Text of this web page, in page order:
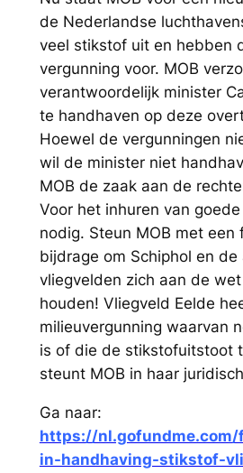
de Nederlandse
veel stikstof uit en hebben
vergunning voor. MOB
verantwoordelijk minister
te handhaven op deze
Hoewel de vergunningen
wil de minister niet
MOB de zaak aan de
Voor het inhuren van
nodig. Steun MOB met een
bijdrage om Schiphol en de
vliegvelden zich aan de
houden! Vliegveld Eelde
milieuvergunning waarvan
is of die de stikstofuitstoot
steunt MOB in haar
Ga naar:
https://
in-handhaving-stikstof-